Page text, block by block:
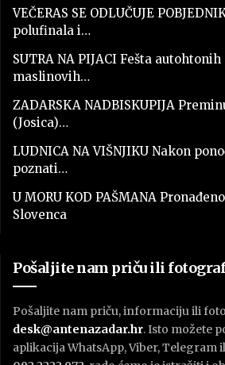
VEČERAS SE ODLUČUJE
polufinala i…
SUTRA NA PIJACI Fešta
maslinovih…
ZADARSKA NADBISKUPIJA
(Josica)…
LUDNICA NA VIŠNJIKU Nakon
poznati…
U MORU KOD PAŠMANA
Slovenca
Pošaljite nam priču ili
Pošaljite nam priču, informaciju ili
desk@antenazadar.hr. Isto možete
aplikacija WhatsApp, Viber, Telegram